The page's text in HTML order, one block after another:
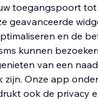
toegangspoort
geavanceerde
en de
kunnen
van een
Onze app
ook de privacy